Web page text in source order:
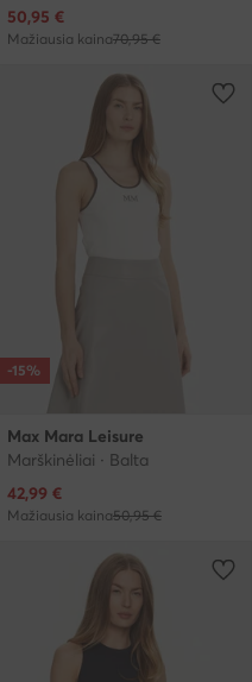
Dabartinė kaina
50,95 €
Mažiausia kaina70,95 €
-15%
Max Mara Leisure
Marškinėliai · Balta
Dabartinė kaina
42,99 €
Mažiausia kaina50,95 €